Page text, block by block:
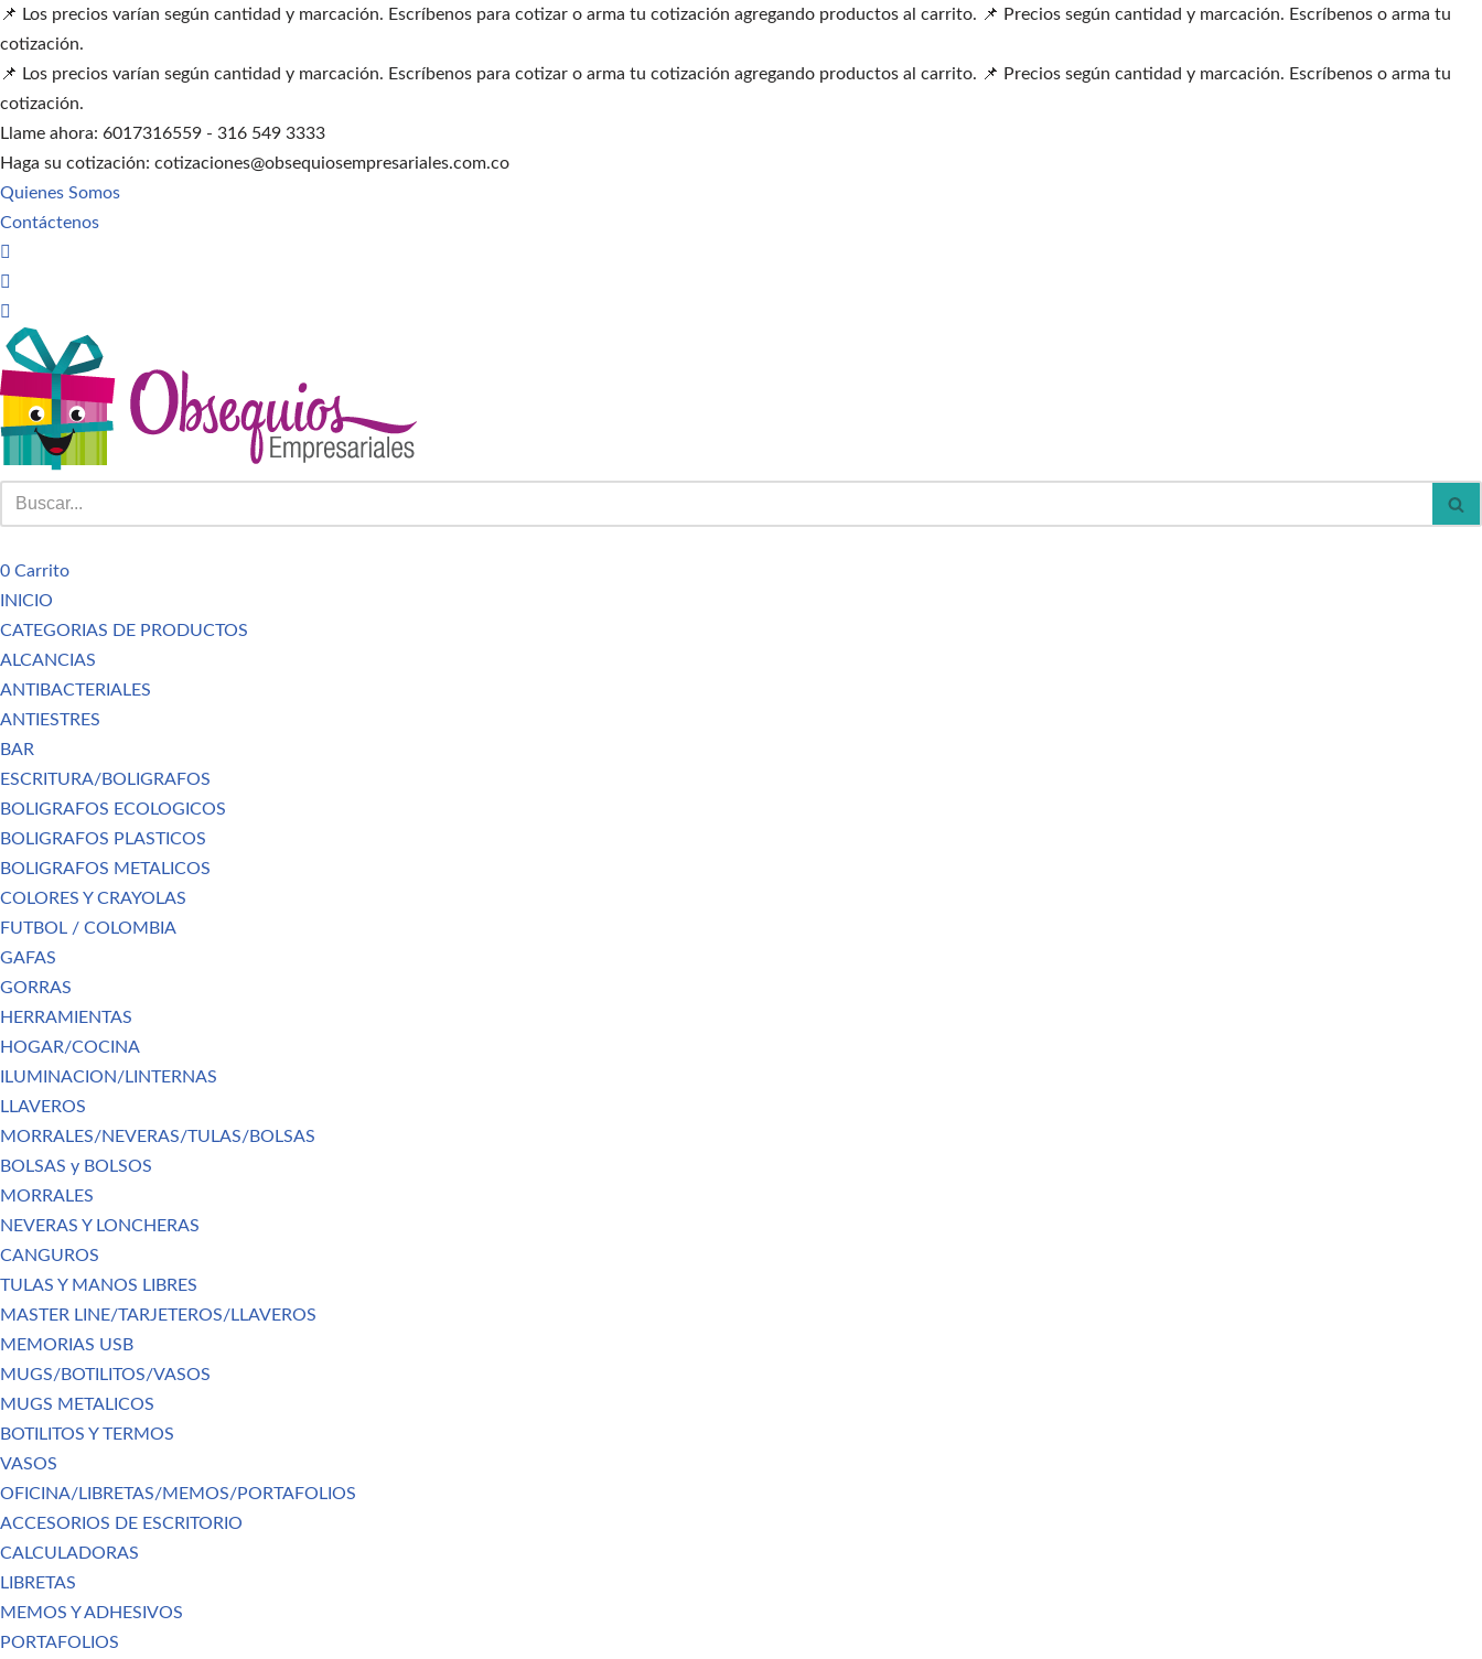
📌 Los precios varían según cantidad y marcación. Escríbenos para cotizar o arma tu cotización agregando productos al carrito. 📌 Precios según cantidad y marcación. Escríbenos o arma tu
cotización.
📌 Los precios varían según cantidad y marcación. Escríbenos para cotizar o arma tu cotización agregando productos al carrito. 📌 Precios según cantidad y marcación. Escríbenos o arma tu
cotización.
Llame ahora: 6017316559 - 316 549 3333
Haga su cotización: cotizaciones@obsequiosempresariales.com.co
Quienes Somos
Contáctenos
0 Carrito
INICIO
CATEGORIAS DE PRODUCTOS
ALCANCIAS
ANTIBACTERIALES
ANTIESTRES
BAR
ESCRITURA/BOLIGRAFOS
BOLIGRAFOS ECOLOGICOS
BOLIGRAFOS PLASTICOS
BOLIGRAFOS METALICOS
COLORES Y CRAYOLAS
FUTBOL / COLOMBIA
GAFAS
GORRAS
HERRAMIENTAS
HOGAR/COCINA
ILUMINACION/LINTERNAS
LLAVEROS
MORRALES/NEVERAS/TULAS/BOLSAS
BOLSAS y BOLSOS
MORRALES
NEVERAS Y LONCHERAS
CANGUROS
TULAS Y MANOS LIBRES
MASTER LINE/TARJETEROS/LLAVEROS
MEMORIAS USB
MUGS/BOTILITOS/VASOS
MUGS METALICOS
BOTILITOS Y TERMOS
VASOS
OFICINA/LIBRETAS/MEMOS/PORTAFOLIOS
ACCESORIOS DE ESCRITORIO
CALCULADORAS
LIBRETAS
MEMOS Y ADHESIVOS
PORTAFOLIOS